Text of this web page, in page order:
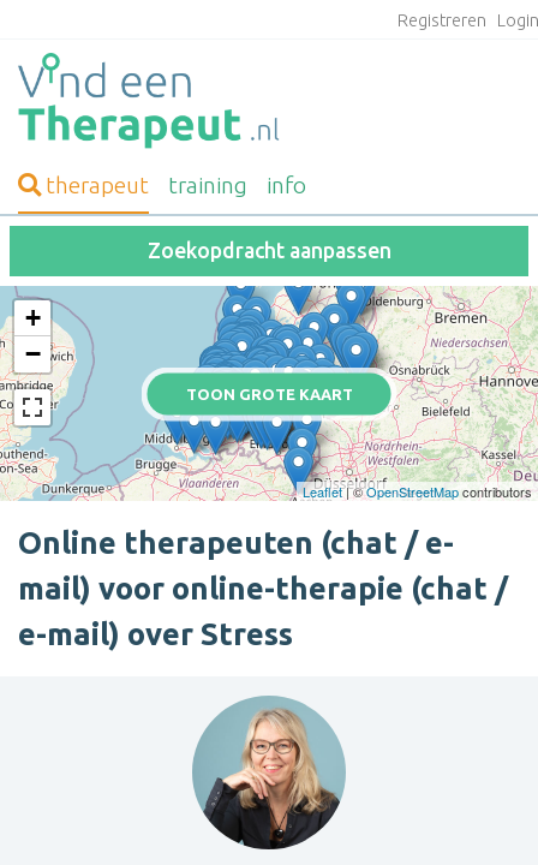
Registreren
therapeut training info
Zoekopdracht aanpassen
TOON GROTE KAART
+
−
Leaflet| ©OpenStreetMapcontributors
Online therapeuten (chat / e-
mail) voor online-therapie (chat /
e-mail) over Stress